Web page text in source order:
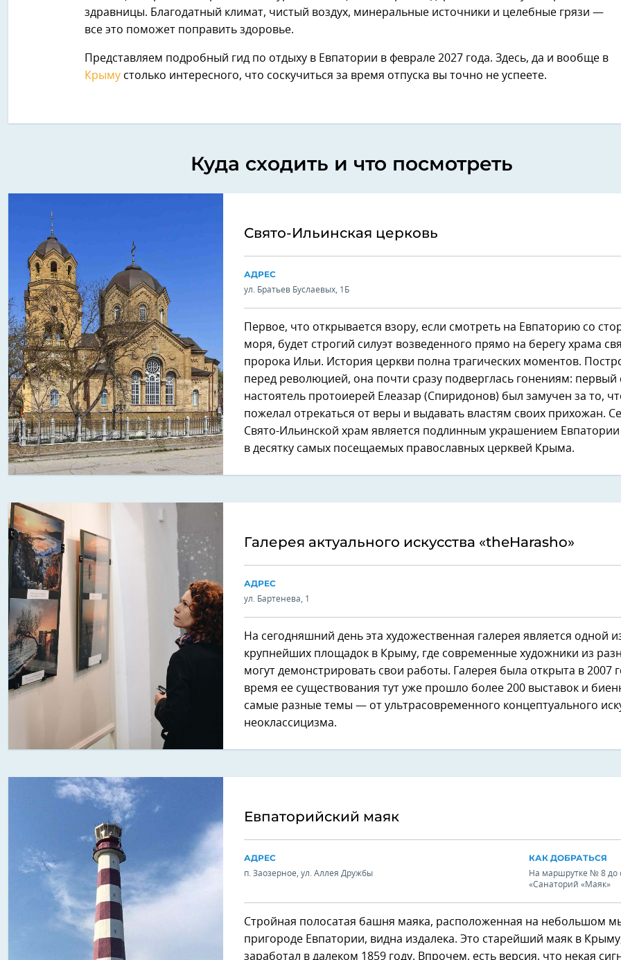
здравницы. Благодатный климат, чистый воздух, минеральные источники и целебные грязи —
все это поможет поправить здоровье.
Представляем подробный гид по отдыху в Евпатории в феврале 2027 года. Здесь, да и вообще в
Крыму столько интересного, что соскучиться за время отпуска вы точно не успеете.
Куда сходить и что посмотреть
Свято-Ильинская церковь
АДРЕС
ул. Братьев Буслаевых, 1Б
Первое, что открывается взору, если смотреть на Евпаторию со
моря, будет строгий силуэт возведенного прямо на берегу храма
пророка Ильи. История церкви полна трагических моментов.
перед революцией, она почти сразу подверглась гонениям: первый
настоятель протоиерей Елеазар (Спиридонов) был замучен за то,
пожелал отрекаться от веры и выдавать властям своих прихожан.
Свято-Ильинской храм является подлинным украшением Евпатории
в десятку самых посещаемых православных церквей Крыма.
Галерея актуального искусства «theHarasho»
АДРЕС
ул. Бартенева, 1
На сегодняшний день эта художественная галерея является одной
крупнейших площадок в Крыму, где современные художники из
могут демонстрировать свои работы. Галерея была открыта в 2007
время ее существования тут уже прошло более 200 выставок и
самые разные темы — от ультрасовременного концептуального
неоклассицизма.
Евпаторийский маяк
АДРЕС
п. Заозерное, ул. Аллея Дружбы
КАК ДОБРАТЬСЯ
На маршрутке № 8 до
«Санаторий «Маяк»
Стройная полосатая башня маяка, расположенная на небольшом
пригороде Евпатории, видна издалека. Это старейший маяк в
заработал в далеком 1859 году. Впрочем, есть версия, что некая